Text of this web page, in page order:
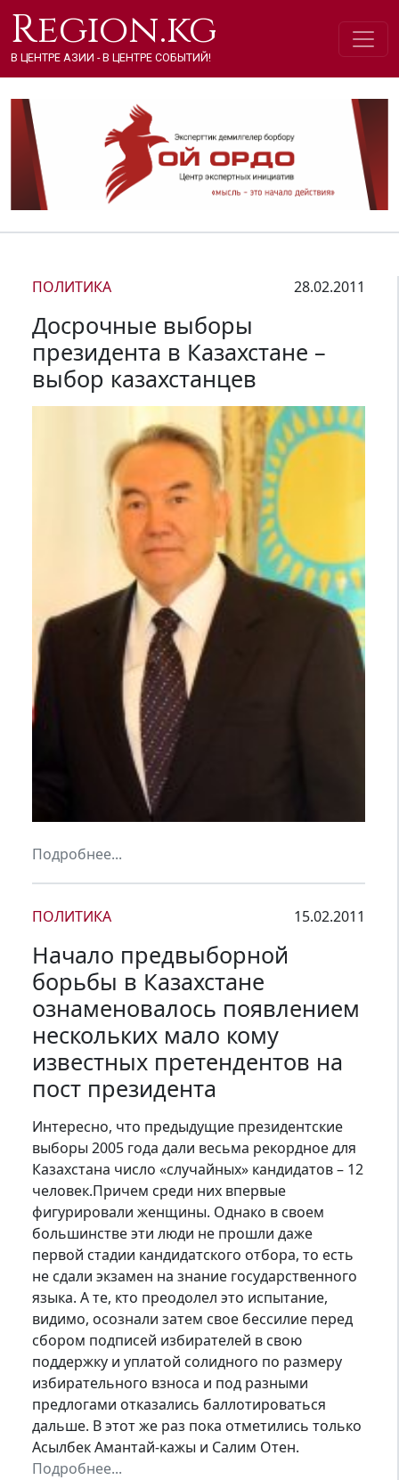
Region.kg
В ЦЕНТРЕ АЗИИ - В ЦЕНТРЕ СОБЫТИЙ!
ПОЛИТИКА 28.02.2011
Досрочные выборы
президента в Казахстане –
выбор казахстанцев
Подробнее...
ПОЛИТИКА 15.02.2011
Начало предвыборной
борьбы в Казахстане
ознаменовалось появлением
нескольких мало кому
известных претендентов на
пост президента
Интересно, что предыдущие президентские
выборы 2005 года дали весьма рекордное для
Казахстана число «случайных» кандидатов – 12
человек.Причем среди них впервые
фигурировали женщины. Однако в своем
большинстве эти люди не прошли даже
первой стадии кандидатского отбора, то есть
не сдали экзамен на знание государственного
языка. А те, кто преодолел это испытание,
видимо, осознали затем свое бессилие перед
сбором подписей избирателей в свою
поддержку и уплатой солидного по размеру
избирательного взноса и под разными
предлогами отказались баллотироваться
дальше. В этот же раз пока отметились только
Асылбек Амантай-кажы и Салим Отен.
Подробнее...